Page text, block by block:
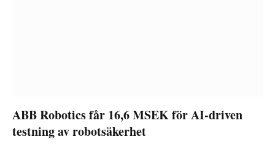
ABB Robotics får 16,6 MSEK för AI-driven
testning av robotsäkerhet